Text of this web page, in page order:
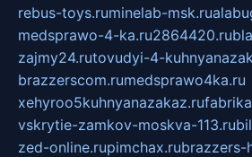
rebus-toys.ruminelab-msk.ru
medsprawo-4-ka.ru2864420.ru
zajmy24.rutovudyi-4-
brazzerscom.rumedsprawo4ka.ru
xehyroo5kuhnyanazakaz.ru
vskrytie-zamkov-moskva-113.ru
zed-online.rupimchax.rubrazzers-